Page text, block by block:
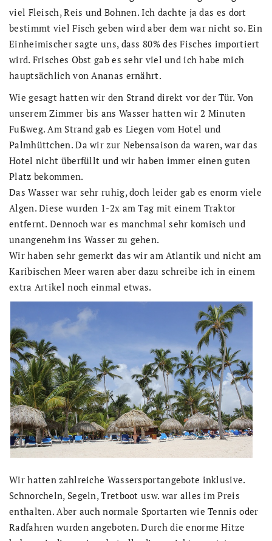
viel Fleisch, Reis und Bohnen. Ich dachte ja das es dort
bestimmt viel Fisch geben wird aber dem war nicht so. Ein
Einheimischer sagte uns, dass 80% des Fisches importiert
wird. Frisches Obst gab es sehr viel und ich habe mich
hauptsächlich von Ananas ernährt.
Wie gesagt hatten wir den Strand direkt vor der Tür. Von
unserem Zimmer bis ans Wasser hatten wir 2 Minuten
Fußweg. Am Strand gab es Liegen vom Hotel und
Palmhüttchen. Da wir zur Nebensaison da waren, war das
Hotel nicht überfüllt und wir haben immer einen guten
Platz bekommen.
Das Wasser war sehr ruhig, doch leider gab es enorm viele
Algen. Diese wurden 1-2x am Tag mit einem Traktor
entfernt. Dennoch war es manchmal sehr komisch und
unangenehm ins Wasser zu gehen.
Wir haben sehr gemerkt das wir am Atlantik und nicht am
Karibischen Meer waren aber dazu schreibe ich in einem
extra Artikel noch einmal etwas.
Wir hatten zahlreiche Wassersportangebote inklusive.
Schnorcheln, Segeln, Tretboot usw. war alles im Preis
enthalten. Aber auch normale Sportarten wie Tennis oder
Radfahren wurden angeboten. Durch die enorme Hitze